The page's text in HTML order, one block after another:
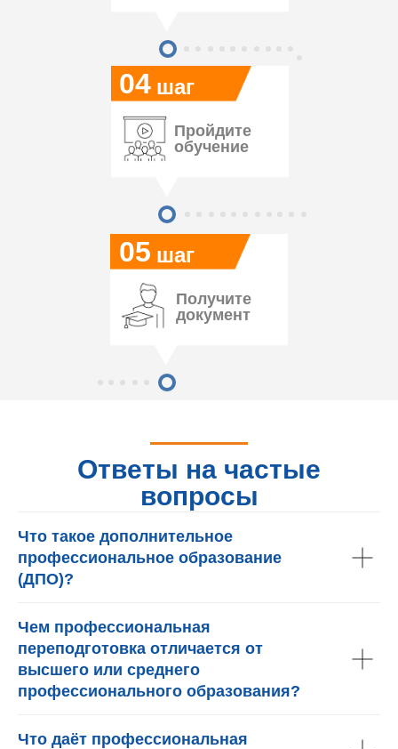
05
04 шаг
шаг
Пройдите
обучение
Получите
документ
Ответы на частые
вопросы
Что такое дополнительное
профессиональное образование
(ДПО)?
Чем профессиональная
переподготовка отличается от
высшего или среднего
профессионального образования?
Что даёт профессиональная